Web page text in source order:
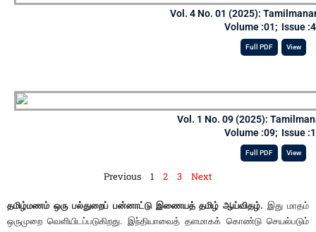
Vol. 4 No. 01 (2025):
Volume :01;
Full PDF
Issue :4
View
Vol. 1 No. 09 (2025):
Volume :09;
Full PDF
Issue :1
View
Previous 1 2 3 Next
தமிழ்மணம் ஒரு பல்துறைப் பன்னாட்டு இணையத் தமிழ் ஆய்விதழ்.இது மாதம்
ஒருமுறை வெளியிடப்படுகிறது. இந்தியாவைத் தளமாகக் கொண்டு செயல்படும்